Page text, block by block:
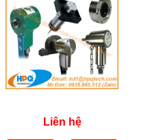
Liên hệ